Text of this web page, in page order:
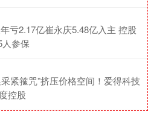
亏2.17亿崔永庆5.48亿入主 控股
参保
紧箍咒”挤压价格空间！爱得科技
控股